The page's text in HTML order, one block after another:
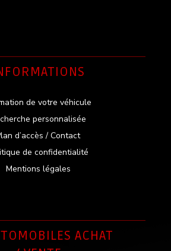
de votre véhicule
personnalisée
d’accès / Contact
de confidentialité
Mentions légales
ACHAT